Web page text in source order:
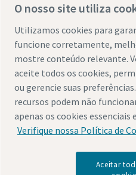
Avisos legais e de privacidade
Mapa do site
© 2026 Atlas Copco
O nosso site utiliza
Utilizamos cookies para
funcione corretamente,
mostre conteúdo relevante.
aceite todos os cookies,
ou gerencie suas
recursos podem não
apenas os cookies essenciais
Verifique nossa Política de
Aceitar